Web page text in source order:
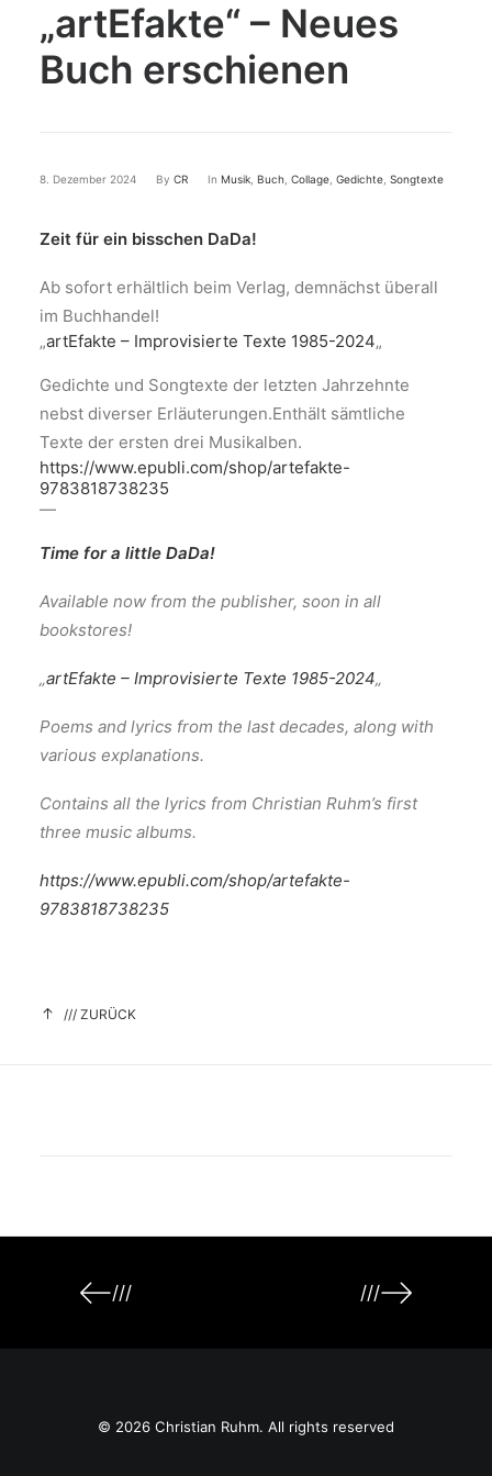
„artEfakte“ – Neues
Buch erschienen
8. Dezember 2024 By CR In Musik Buch Collage Gedichte Songtexte
Zeit für ein bisschen DaDa!
Ab sofort erhältlich beim Verlag, demnächst überall
im Buchhandel!
„artEfakte – Improvisierte Texte 1985-2024„
Gedichte und Songtexte der letzten Jahrzehnte
nebst diverser Erläuterungen.Enthält sämtliche
Texte der ersten drei Musikalben.
https://www.epubli.com/shop/artefakte-
9783818738235
—
Time for a little DaDa!
Available now from the publisher, soon in all
bookstores!
„artEfakte – Improvisierte Texte 1985-2024„
Poems and lyrics from the last decades, along with
various explanations.
Contains all the lyrics from Christian Ruhm’s first
three music albums.
https://www.epubli.com/shop/artefakte-
9783818738235
/// ZURÜCK
/// ///
© 2026 Christian Ruhm. All rights reserved